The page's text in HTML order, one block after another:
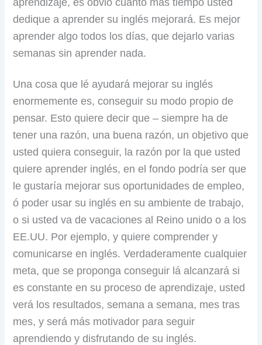
dedique a aprender su inglés mejorará. Es mejor
aprender algo todos los días, que dejarlo varias
semanas sin aprender nada.
Una cosa que lé ayudará mejorar su inglés
enormemente es, conseguir su modo propio de
pensar. Esto quiere decir que – siempre ha de
tener una razón, una buena razón, un objetivo que
usted quiera conseguir, la razón por la que usted
quiere aprender inglés, en el fondo podría ser que
le gustaría mejorar sus oportunidades de empleo,
ó poder usar su inglés en su ambiente de trabajo,
o si usted va de vacaciones al Reino unido o a los
EE.UU. Por ejemplo, y quiere comprender y
comunicarse en inglés. Verdaderamente cualquier
meta, que se proponga conseguir lá alcanzará si
es constante en su proceso de aprendizaje, usted
verá los resultados, semana a semana, mes tras
mes, y será más motivador para seguir
aprendiendo y disfrutando de su inglés.